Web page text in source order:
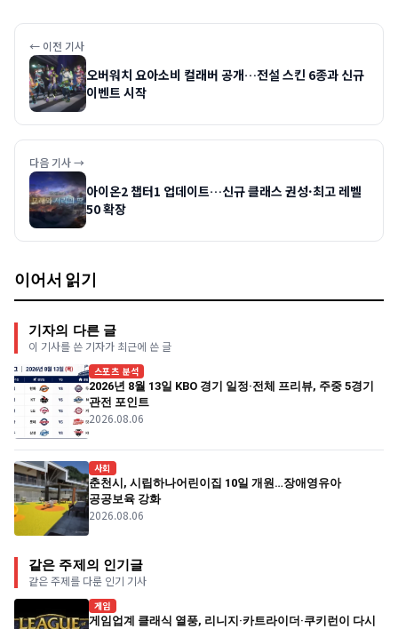
← 이전 기사
오버워치 요아소비 컬래버 공개…전설 스킨 6종과 신규
이벤트 시작
다음 기사 →
아이온2 챕터1 업데이트…신규 클래스 권성·최고 레벨
50 확장
이어서 읽기
기자의 다른 글
이 기사를 쓴 기자가 최근에 쓴 글
스포츠 분석
2026년 8월 13일 KBO 경기 일정·전체 프리뷰, 주중 5경기
관전 포인트
2026.08.06
사회
춘천시, 시립하나어린이집 10일 개원…장애영유아
공공보육 강화
2026.08.06
같은 주제의 인기글
같은 주제를 다룬 인기 기사
게임
게임업계 클래식 열풍, 리니지·카트라이더·쿠키런이 다시